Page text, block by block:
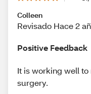
Colleen
Revisado Hace 2
Positive Feedback
It is working well
surgery.